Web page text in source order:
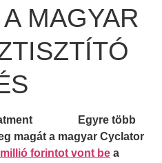
MAGYAR
Egyre több
magát a magyar Cyclator
forintot vont be a